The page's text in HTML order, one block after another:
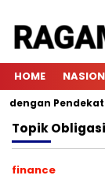
HOME
TopikObligasi
finance